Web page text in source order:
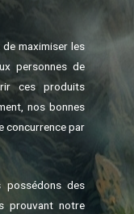
maximiser les
personnes de
ces produits
nos bonnes
concurrence par
possédons des
prouvant notre